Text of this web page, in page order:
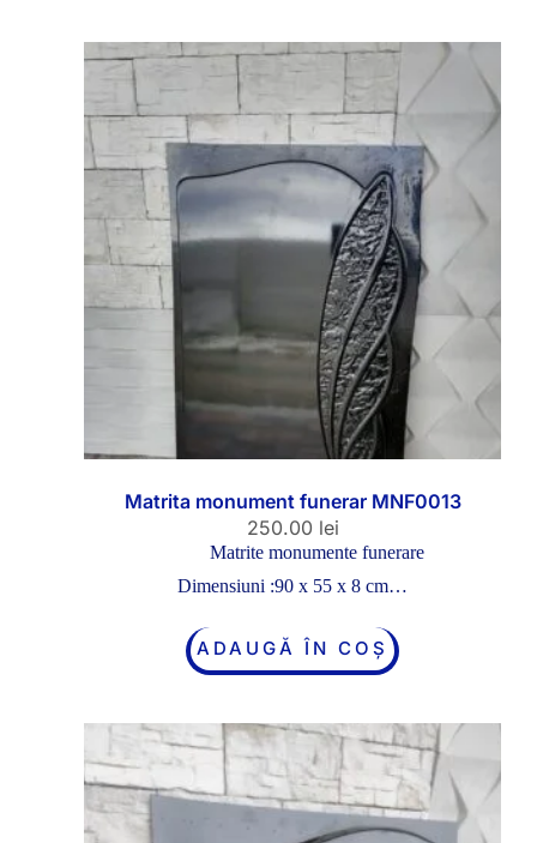
Matrita monument funerar MNF0013
250.00 lei
Matrite monumente funerare
Dimensiuni :90 x 55 x 8 cm…
ADAUGĂ ÎN COȘ